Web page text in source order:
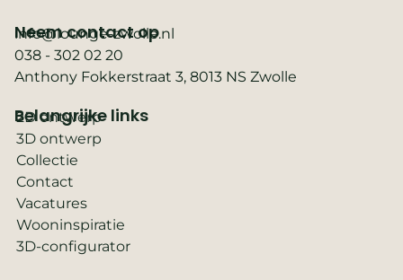
Belangrijke links
2D ontwerp
3D ontwerp
Collectie
Contact
Vacatures
Wooninspiratie
3D-configurator
Neem contact op
info@lounge-zwolle.nl
038 - 302 02 20
Anthony Fokkerstraat 3, 8013 NS Zwolle